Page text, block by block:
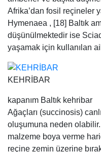
kapanım Baltık kehribar
Ağaçları (succinosis)
oluşumuna neden
malzeme boya verme
reçine zemin üzerine
tür saf sarı firniss olarak
elde etmek kehribar
verebilir. Kemikli kehribar
kabarcıklar olan bulutlu
sözde siyah kehribar